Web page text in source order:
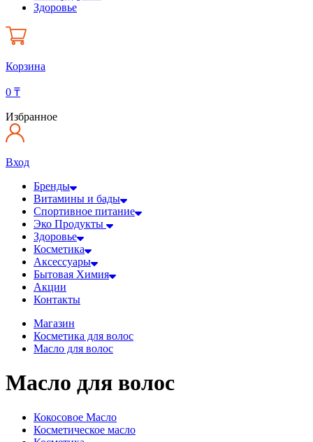
Здоровье
Корзина
0 ₸
Избранное
Вход
Бренды
Витамины и бады
Спортивное питание
Эко Продукты
Здоровье
Косметика
Аксессуары
Бытовая Химия
Акции
Контакты
Магазин
Косметика для волос
Масло для волос
Масло для волос
Кокосовое Масло
Косметическое масло